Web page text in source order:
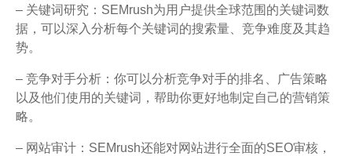
– 关键词研究：SEMrush为用户提供全球范围的关键词数
据，可以深入分析每个关键词的搜索量、竞争难度及其趋
势。
– 竞争对手分析：你可以分析竞争对手的排名、广告策略
以及他们使用的关键词，帮助你更好地制定自己的营销策
略。
– 网站审计：SEMrush还能对网站进行全面的SEO审核，